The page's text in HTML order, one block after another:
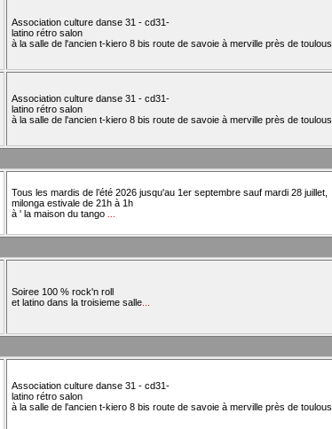
Association culture danse 31 - cd31-
latino rétro salon
à la salle de l'ancien t-kiero 8 bis route de savoie à merville près de toulous
Association culture danse 31 - cd31-
latino rétro salon
à la salle de l'ancien t-kiero 8 bis route de savoie à merville près de toulous
Tous les mardis de l’été 2026 jusqu'au 1er septembre sauf mardi 28 juillet,
milonga estivale de 21h à 1h
à ' la maison du tango
Soiree 100 % rock'n roll
et latino dans la troisieme salle
Association culture danse 31 - cd31-
latino rétro salon
à la salle de l'ancien t-kiero 8 bis route de savoie à merville près de toulous